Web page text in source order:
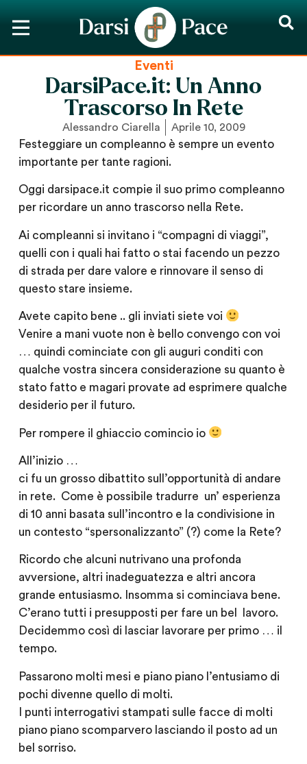
Eventi
DarsiPace.it: Un Anno
Trascorso In Rete
Alessandro Ciarella Aprile 10, 2009
Festeggiare un compleanno è sempre un evento
importante per tante ragioni.
Oggi darsipace.it compie il suo primo compleanno
per ricordare un anno trascorso nella Rete.
Ai compleanni si invitano i “compagni di viaggi”,
quelli con i quali hai fatto o stai facendo un pezzo
di strada per dare valore e rinnovare il senso di
questo stare insieme.
Avete capito bene .. gli inviati siete voi
Venire a mani vuote non è bello convengo con voi
… quindi cominciate con gli auguri conditi con
qualche vostra sincera considerazione su quanto è
stato fatto e magari provate ad esprimere qualche
desiderio per il futuro.
Per rompere il ghiaccio comincio io
All’inizio …
ci fu un grosso dibattito sull’opportunità di andare
in rete. Come è possibile tradurre un’ esperienza
di 10 anni basata sull’incontro e la condivisione in
un contesto “spersonalizzanto” (?) come la Rete?
Ricordo che alcuni nutrivano una profonda
avversione, altri inadeguatezza e altri ancora
grande entusiasmo. Insomma si cominciava bene.
C’erano tutti i presupposti per fare un bel lavoro.
Decidemmo così di lasciar lavorare per primo … il
tempo.
Passarono molti mesi e piano piano l’entusiamo di
pochi divenne quello di molti.
I punti interrogativi stampati sulle facce di molti
piano piano scomparvero lasciando il posto ad un
bel sorriso.